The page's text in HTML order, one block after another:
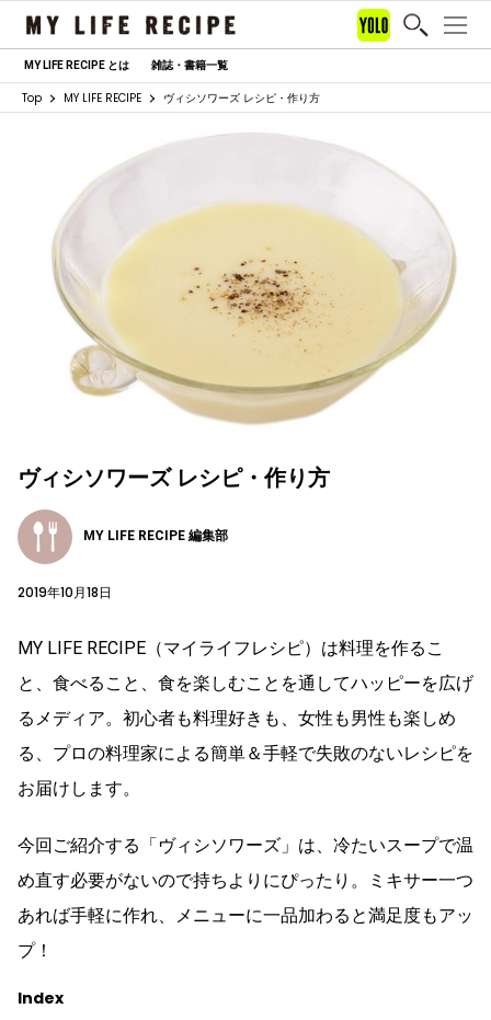
MY LIFE RECIPE とは 雑誌・書籍一覧
Top MY LIFE RECIPE ヴィシソワーズ レシピ・作り方
ヴィシソワーズ レシピ・作り方
MY LIFE RECIPE 編集部
2019年10月18日
MY LIFE RECIPE（マイライフレシピ）は料理を作るこ
と、食べること、食を楽しむことを通してハッピーを広げ
るメディア。初心者も料理好きも、女性も男性も楽しめ
る、プロの料理家による簡単＆手軽で失敗のないレシピを
お届けします。
今回ご紹介する「ヴィシソワーズ」は、冷たいスープで温
め直す必要がないので持ちよりにぴったり。ミキサー一つ
あれば手軽に作れ、メニューに一品加わると満足度もアッ
プ！
Index